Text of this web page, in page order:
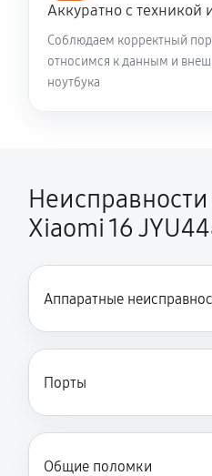
Аккуратно с
Соблюдаем корректный
относимся к данным и
ноутбука
Неисправности
Xiaomi 16
Аппаратные
Порты
Общие поломки